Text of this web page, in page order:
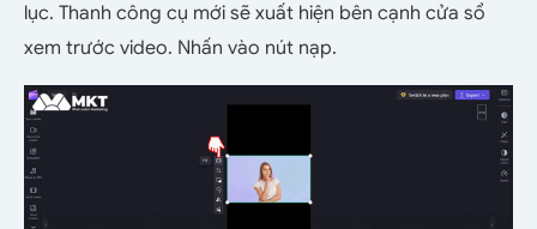
lục. Thanh công cụ mới sẽ xuất hiện bên cạnh cửa sổ
xem trước video. Nhấn vào nút nạp.